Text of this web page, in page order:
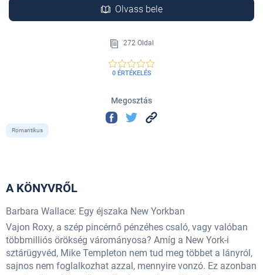
Olvass bele
272 Oldal
0 ÉRTÉKELÉS
Megosztás
Romantikus
A KÖNYVRŐL
Barbara Wallace: Egy éjszaka New Yorkban
Vajon Roxy, a szép pincérnő pénzéhes csaló, vagy valóban
többmilliós örökség várományosa? Amíg a New York-i
sztárügyvéd, Mike Templeton nem tud meg többet a lányról,
sajnos nem foglalkozhat azzal, mennyire vonzó. Ez azonban